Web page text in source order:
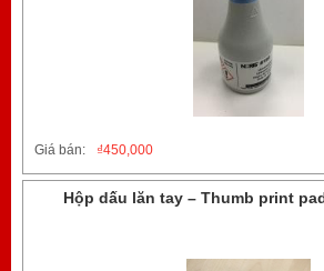
Giá bán: 450,000
₫
Hộp dấu lăn tay – Thumb print